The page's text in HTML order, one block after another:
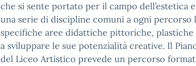
che si sente portato per il campo dell’estetica
una serie di discipline comuni a ogni percorso
specifiche aree didattiche pittoriche,
a sviluppare le sue potenzialità creative. Il
del Liceo Artistico prevede un percorso